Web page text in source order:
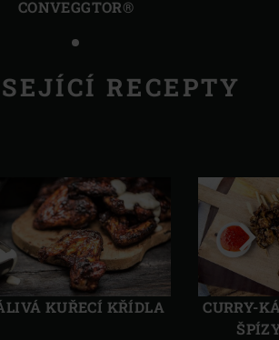
CONVEGGTOR®
RECEPTY
KUŘECÍ KŘÍDLA
CURRY-
Další